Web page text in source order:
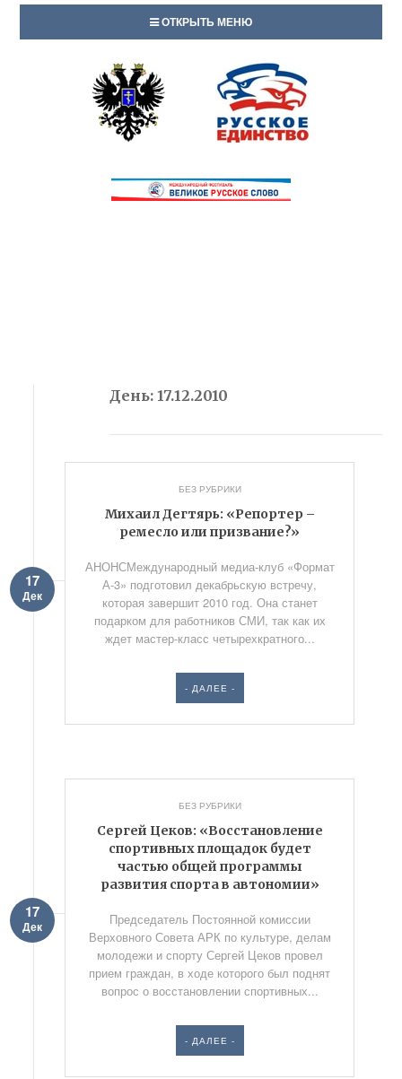
ОТКРЫТЬ МЕНЮ
День:17.12.2010
БЕЗ РУБРИКИ
Михаил Дегтярь: «Репортер –
ремесло или призвание?»
17
Дек
АНОНСМеждународный медиа-клуб «Формат
А-3» подготовил декабрьскую встречу,
которая завершит 2010 год. Она станет
подарком для работников СМИ, так как их
ждет мастер-класс четырехкратного...
- ДАЛЕЕ -
БЕЗ РУБРИКИ
Сергей Цеков: «Восстановление
спортивных площадок будет
частью общей программы
развития спорта в автономии»
17
Дек
Председатель Постоянной комиссии
Верховного Совета АРК по культуре, делам
молодежи и спорту Сергей Цеков провел
прием граждан, в ходе которого был поднят
вопрос о восстановлении спортивных...
- ДАЛЕЕ -